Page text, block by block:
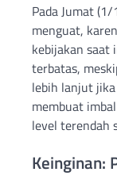
Pada Jumat
menguat,
kebijakan saat
terbatas,
lebih lanjut
membuat
level terendah
Keinginan: